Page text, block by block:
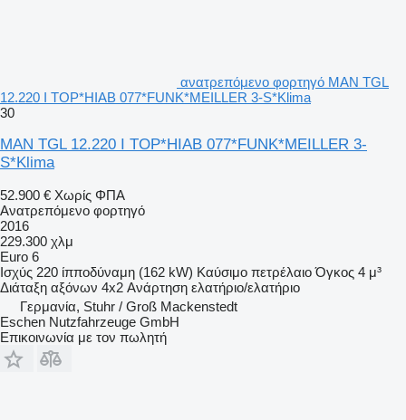
ανατρεπόμενο φορτηγό MAN TGL
12.220 I TOP*HIAB 077*FUNK*MEILLER 3-S*Klima
30
MAN TGL 12.220 I TOP*HIAB 077*FUNK*MEILLER 3-
S*Klima
52.900 € Χωρίς ΦΠΑ
Ανατρεπόμενο φορτηγό
2016
229.300 χλμ
Euro 6
Ισχύς 220 ίπποδύναμη (162 kW) Καύσιμο πετρέλαιο Όγκος 4 μ³
Διάταξη αξόνων 4x2 Ανάρτηση ελατήριο/ελατήριο
Γερμανία, Stuhr / Groß Mackenstedt
Eschen Nutzfahrzeuge GmbH
Επικοινωνία με τον πωλητή